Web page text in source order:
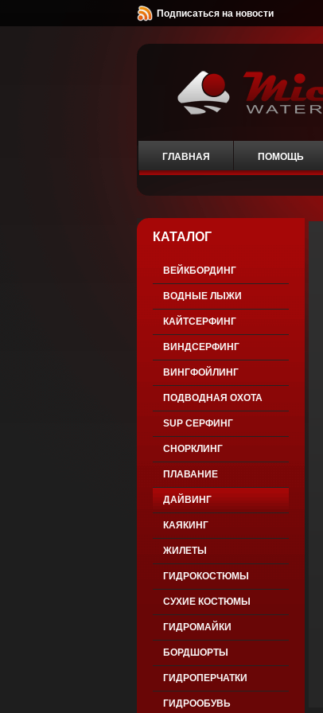
Подписаться на новости
ГЛАВНАЯ ПОМОЩЬ
КАТАЛОГ
ВЕЙКБОРДИНГ
ВОДНЫЕ ЛЫЖИ
КАЙТСЕРФИНГ
ВИНДСЕРФИНГ
ВИНГФОЙЛИНГ
ПОДВОДНАЯ ОХОТА
SUP СЕРФИНГ
СНОРКЛИНГ
ПЛАВАНИЕ
ДАЙВИНГ
КАЯКИНГ
ЖИЛЕТЫ
ГИДРОКОСТЮМЫ
СУХИЕ КОСТЮМЫ
ГИДРОМАЙКИ
БОРДШОРТЫ
ГИДРОПЕРЧАТКИ
ГИДРООБУВЬ